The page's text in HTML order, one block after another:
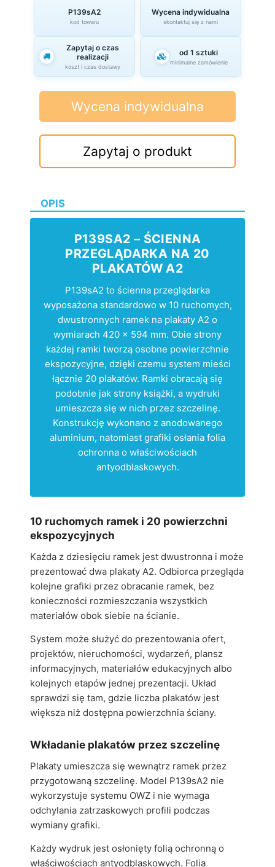
P139sA2
kod towaru
Wycena indywidualna
skontaktuj się z nami
Zapytaj o czas
realizacji
koszt i czas dostawy
od 1 sztuki
minimalne zamówienie
Zapytaj o produkt
Wycena indywidualna
OPIS
P139SA2 – ŚCIENNA
PRZEGLĄDARKA NA 20
PLAKATÓW A2
P139sA2 to ścienna przeglądarka
wyposażona standardowo w 10 ruchomych,
dwustronnych ramek na plakaty A2 o
wymiarach 420 × 594 mm. Obie strony
każdej ramki tworzą osobne powierzchnie
ekspozycyjne, dzięki czemu system mieści
łącznie 20 plakatów. Ramki obracają się
podobnie jak strony książki, a wydruki
umieszcza się w nich przez szczelinę.
Konstrukcję wykonano z anodowanego
aluminium, natomiast grafiki osłania folia
ochronna o właściwościach
antyodblaskowych.
10 ruchomych ramek i 20 powierzchni
ekspozycyjnych
Każda z dziesięciu ramek jest dwustronna i może
prezentować dwa plakaty A2. Odbiorca przegląda
kolejne grafiki przez obracanie ramek, bez
konieczności rozmieszczania wszystkich
materiałów obok siebie na ścianie.
System może służyć do prezentowania ofert,
projektów, nieruchomości, wydarzeń, plansz
informacyjnych, materiałów edukacyjnych albo
kolejnych etapów jednej prezentacji. Układ
sprawdzi się tam, gdzie liczba plakatów jest
większa niż dostępna powierzchnia ściany.
Wkładanie plakatów przez szczelinę
Plakaty umieszcza się wewnątrz ramek przez
przygotowaną szczelinę. Model P139sA2 nie
wykorzystuje systemu OWZ i nie wymaga
odchylania zatrzaskowych profili podczas
wymiany grafiki.
Każdy wydruk jest osłonięty folią ochronną o
właściwościach antyodblaskowych. Folia